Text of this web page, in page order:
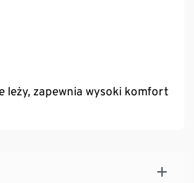
leży, zapewnia wysoki komfort